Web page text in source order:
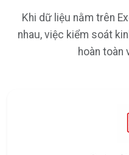
Khi dữ liệu nằm trên
nhau, việc kiểm soát
hoàn toàn